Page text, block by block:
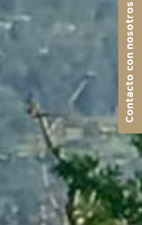
Contacto con nosotros